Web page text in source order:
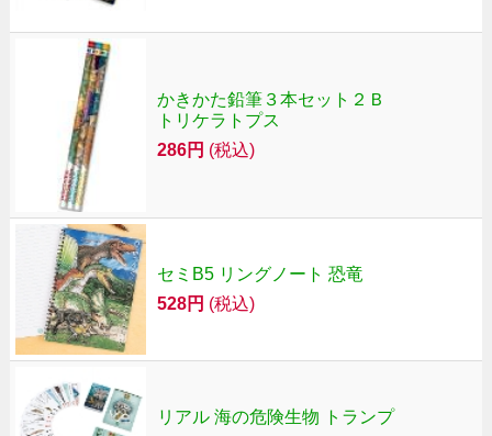
かきかた鉛筆３本セット２Ｂ
トリケラトプス
286円 (税込)
セミB5 リングノート 恐竜
528円 (税込)
リアル 海の危険生物 トランプ